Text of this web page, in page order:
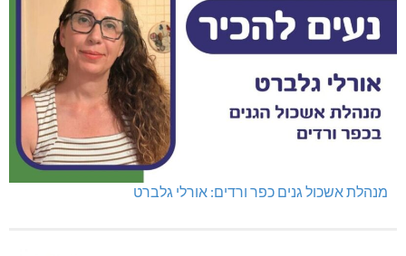
מנהלת אשכול גנים כפר ורדים: אורלי גלברט